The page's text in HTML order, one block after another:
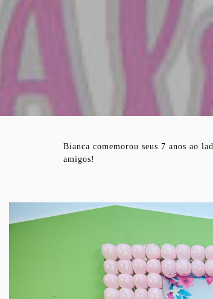
Bianca comemorou seus 7 anos ao
amigos!